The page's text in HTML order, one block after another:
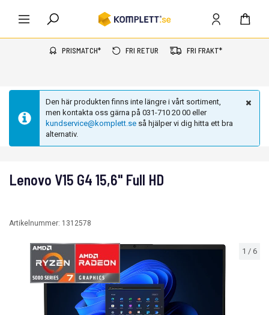
PRISMATCH* FRI RETUR FRI FRAKT*
Den här produkten finns inte längre i vårt sortiment,
men kontakta oss gärna på 031-710 20 00 eller
kundservice@komplett.se så hjälper vi dig hitta ett bra
alternativ.
1 / 6
Lenovo V15 G4 15,6" Full HD
Artikelnummer: 1312578